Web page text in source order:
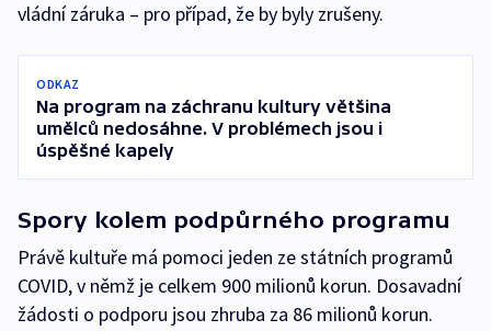
vládní záruka –⁠ pro případ, že by byly zrušeny.
ODKAZ
Na program na záchranu kultury většina
umělců nedosáhne. V problémech jsou i
úspěšné kapely
Spory kolem podpůrného programu
Právě kultuře má pomoci jeden ze státních programů
COVID, v němž je celkem 900 milionů korun. Dosavadní
žádosti o podporu jsou zhruba za 86 milionů korun.